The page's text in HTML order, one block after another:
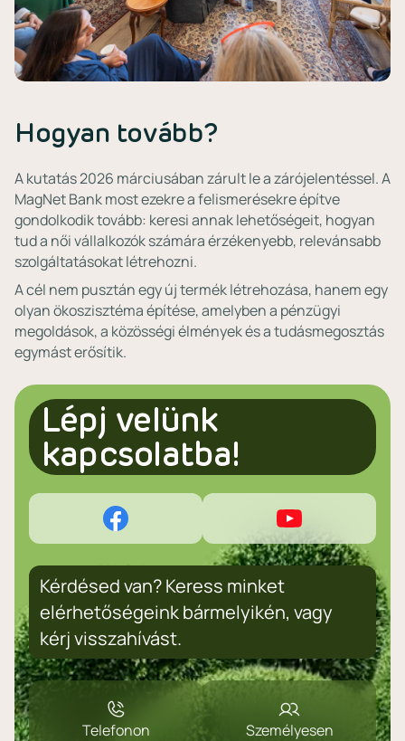
Hogyan tovább?
A kutatás 2026 márciusában zárult le a zárójelentéssel. A
MagNet Bank most ezekre a felismerésekre építve
gondolkodik tovább: keresi annak lehetőségeit, hogyan
tud a női vállalkozók számára érzékenyebb, relevánsabb
szolgáltatásokat létrehozni.
A cél nem pusztán egy új termék létrehozása, hanem egy
olyan ökoszisztéma építése, amelyben a pénzügyi
megoldások, a közösségi élmények és a tudásmegosztás
egymást erősítik.
Lépj velünk
kapcsolatba!
Kérdésed van? Keress minket
elérhetőségeink bármelyikén, vagy
kérj visszahívást.
Telefonon Személyesen